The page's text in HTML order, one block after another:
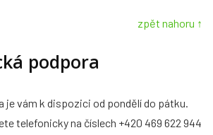
zpět nahoru ↑
podpora
je vám k dispozici od pondělí do pátku.
telefonicky na číslech +420 469 622 944